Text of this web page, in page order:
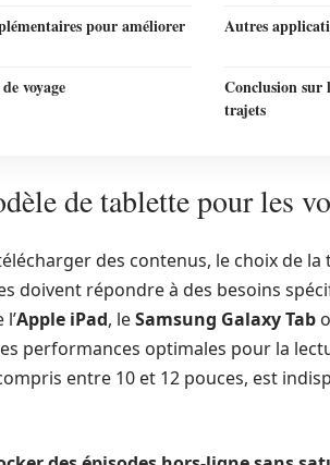
pour améliorer
Autres
voyage
Conclusion sur
trajets
de tablette pour les
des contenus, le choix de
doivent répondre à des besoins
Apple iPad, leSamsung Galaxy Tab
performances optimales pour la
entre 10 et 12 pouces, est